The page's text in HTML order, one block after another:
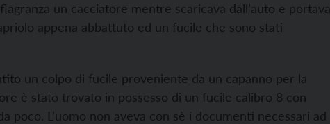
un cacciatore mentre scaricava dall’auto e portava
appena abbattuto ed un fucile che sono stati
un colpo di fucile proveniente da un capanno per la
è stato trovato in possesso di un fucile calibro 8 con
poco. L’uomo non aveva con sè i documenti necessari ad